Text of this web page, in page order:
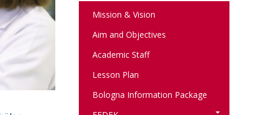
Mission & Vision
Aim and Objectives
Academic Staff
Lesson Plan
Bologna Information Package